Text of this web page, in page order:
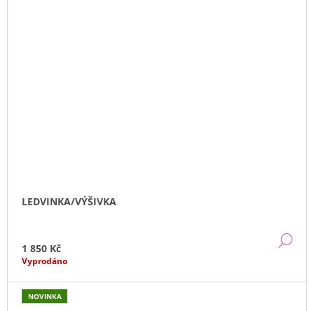
LEDVINKA/VÝŠIVKA
1 850 Kč
Vyprodáno
NOVINKA